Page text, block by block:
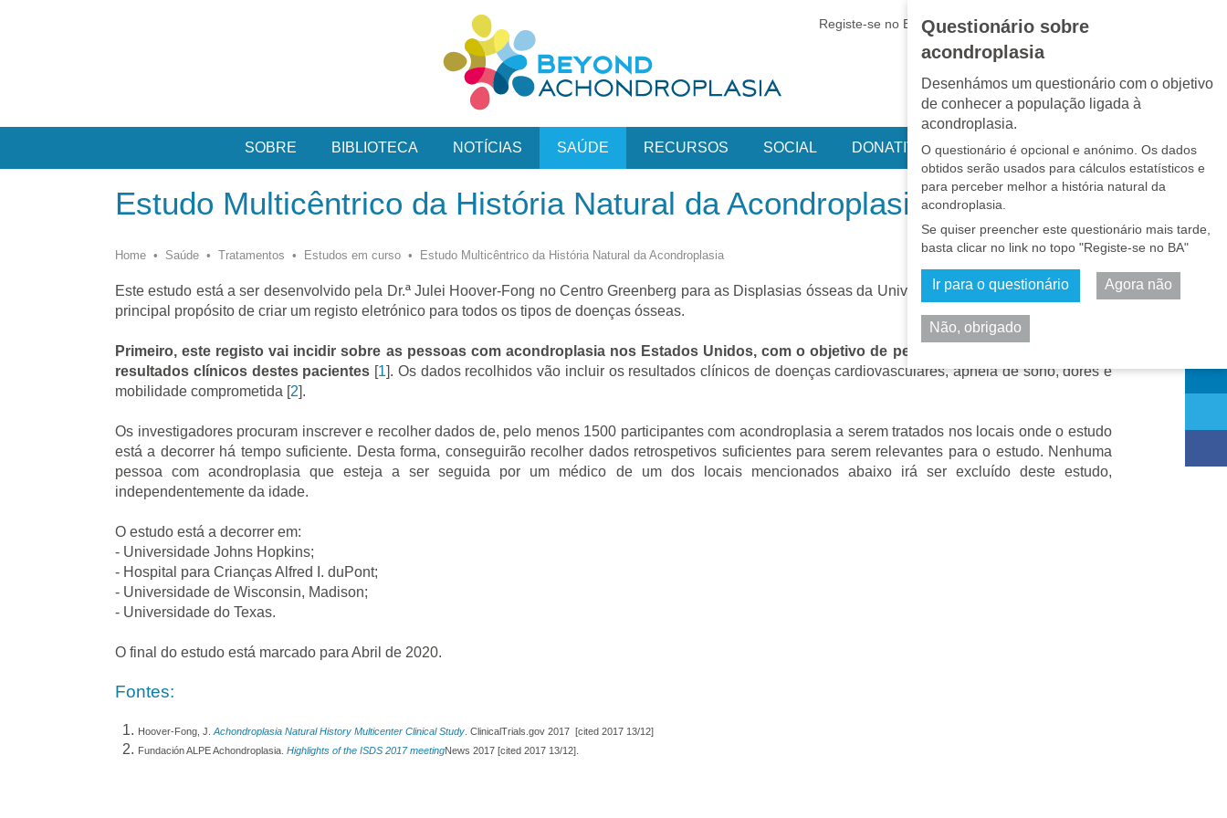
Questionário sobre
acondroplasia
Desenhámos um questionário com o objetivo
de conhecer a população ligada à
acondroplasia.
O questionário é opcional e anónimo. Os dados
obtidos serão usados para cálculos estatísticos e
para perceber melhor a história natural da
acondroplasia.
Se quiser preencher este questionário mais tarde,
basta clicar no link no topo "Registe-se no BA"
Ir para o questionário Agora não
Não, obrigado
Registe-se no BA LOGIN EN • PT • ES
SOBRE BIBLIOTECA NOTÍCIAS SAÚDE RECURSOS SOCIAL DONATIVOS
Estudo Multicêntrico da História Natural da Acondroplasia
Home • Saúde • Tratamentos • Estudos em curso • Estudo Multicêntrico da História Natural da Acondroplasia
Este estudo está a ser desenvolvido pela Dr.ª Julei Hoover-Fong no Centro Greenberg para as Displasias ósseas da Universidade Johns Hopkins, com o
principal propósito de criar um registo eletrónico para todos os tipos de doenças ósseas.
Primeiro, este registo vai incidir sobre as pessoas com acondroplasia nos Estados Unidos, com o objetivo de perceber a história natural e os
resultados clínicos destes pacientes [1]. Os dados recolhidos vão incluir os resultados clínicos de doenças cardiovasculares, apneia de sono, dores e
mobilidade comprometida [2].
Os investigadores procuram inscrever e recolher dados de, pelo menos 1500 participantes com acondroplasia a serem tratados nos locais onde o estudo
está a decorrer há tempo suficiente. Desta forma, conseguirão recolher dados retrospetivos suficientes para serem relevantes para o estudo. Nenhuma
pessoa com acondroplasia que esteja a ser seguida por um médico de um dos locais mencionados abaixo irá ser excluído deste estudo,
independentemente da idade.
O estudo está a decorrer em:
- Universidade Johns Hopkins;
- Hospital para Crianças Alfred I. duPont;
- Universidade de Wisconsin, Madison;
- Universidade do Texas.
O final do estudo está marcado para Abril de 2020.
Fontes:
Hoover-Fong, J. Achondroplasia Natural History Multicenter Clinical Study . ClinicalTrials.gov 2017 [cited 2017 13/12]
Fundación ALPE Achondroplasia. Highlights of the ISDS 2017 meetingNews 2017 [cited 2017 13/12].